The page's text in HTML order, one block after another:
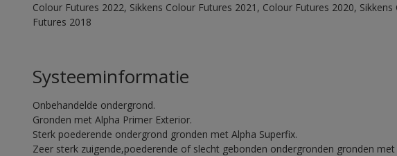
Colour Futures 2022, Sikkens Colour Futures 2021, Colour Futures 2020,
Futures 2018
Systeeminformatie
Onbehandelde ondergrond.
Gronden met Alpha Primer Exterior.
Sterk poederende ondergrond gronden met Alpha Superfix.
Zeer sterk zuigende,poederende of slecht gebonden ondergronden gronden